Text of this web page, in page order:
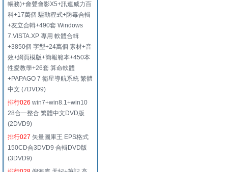
帳務)+會聲會影X5+訊連威力百
科+17萬個 驅動程式+防毒合輯
+友立合輯+490套 Windows
7.VISTA.XP 專用 軟體合輯
+3850個 字型+24萬個 素材+音
效+網頁模版+簡報範本+450本
性愛教學+26套 算命軟體
+PAPAGO 7 衛星導航系統 繁體
中文 (7DVD9)
排行026 win7+win8.1+win10
28合一整合 繁體中文DVD版
(2DVD9)
排行027 矢量圖庫王 EPS格式
150CD合3DVD9 合輯DVD版
(3DVD9)